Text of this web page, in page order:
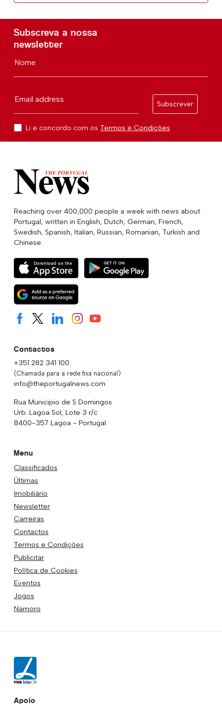
Subscreva a nossa
newsletter
Nome
Email address
Subscrever
Li e concordo com os Termos e Condições
Reaching over 400,000 people a week with news about
Portugal, written in English, Dutch, German, French,
Swedish, Spanish, Italian, Russian, Romanian, Turkish and
Chinese.
Contactos
+351 282 341 100
(Chamada para a rede fixa nacional)
info@theportugalnews.com
Rua Municipio de S Domingos
Urb. Lagoa Sol, Lote 3 r/c
8400-357 Lagoa - Portugal
Menu
Classificados
Últimas
Imobiliário
Newsletter
Carreiras
Contactos
Termos e Condições
Publicitar
Política de Cookies
Eventos
Jogos
Namoro
Apoio